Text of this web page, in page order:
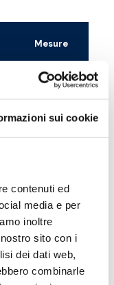
sui cookie
contenuti ed
media e per
inoltre
sito con i
dei dati web,
combinarle
Mesure
G 1 F - G 1 1/2 M
G 1 1/2 F - G 1 1/2 M